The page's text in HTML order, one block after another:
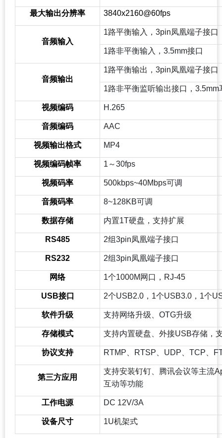
最大输出分辨率 3840x2160@60fps
音频输入
1路平衡输入，3pin凤凰端子接口
1路非平衡输入，3.5mm接口
音频输出
1路平衡输出，3pin凤凰端子接口
1路非平衡监听输出接口，3.5mm
视频编码 H.265
音频编码 AAC
视频输出格式 MP4
视频编码帧率 1 ～30fps
视频码率 500kbps~40Mbps可调
音频码率 8~128KB可调
数据存储 内置1T硬盘，支持扩展
RS485 2组3pin凤凰端子接口
RS232 2组3pin凤凰端子接口
网络 1个1000M网口，RJ-45
USB接口 2个USB2.0，1个USB3.0，1个
软件升级 支持网络升级、OTG升级
存储模式 支持内置硬盘、外接USB存储，
协议支持 RTMP 、RTSP、UDP、TCP、
第三方应用
支持安装钉钉、腾讯会议等主流
互动等功能
工作电源 DC 12V/3A
设备尺寸 1U机架式